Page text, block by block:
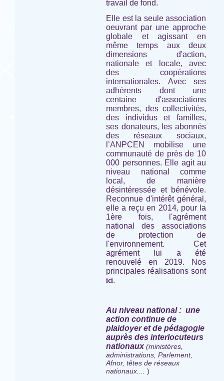
travail de fond.
Elle est la seule association
oeuvrant par une approche
globale et agissant en
même temps aux deux
dimensions d'action,
nationale et locale, avec
des coopérations
internationales. Avec ses
adhérents dont une
centaine d'associations
membres, des collectivités,
des individus et familles,
ses donateurs, les abonnés
des réseaux sociaux,
l’ANPCEN mobilise une
communauté de près de 10
000 personnes. Elle agit au
niveau national comme
local, de manière
désintéressée et bénévole.
Reconnue d'intérêt général,
elle a reçu en 2014, pour la
1ère fois, l'agrément
national des associations
de protection de
l'environnement. Cet
agrément lui a été
renouvelé en 2019. Nos
principales réalisations sont
ici.
Au niveau national : une
action continue de
plaidoyer et de pédagogie
auprès des interlocuteurs
nationaux(ministères,
administrations, Parlement,
Afnor, têtes de réseaux
nationaux....
)